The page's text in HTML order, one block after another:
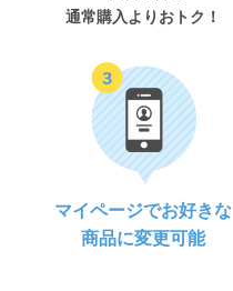
通常購入よりおトク！
マイページでお好きな
商品に変更可能